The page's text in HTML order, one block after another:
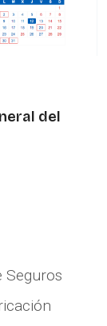
del
Seguros